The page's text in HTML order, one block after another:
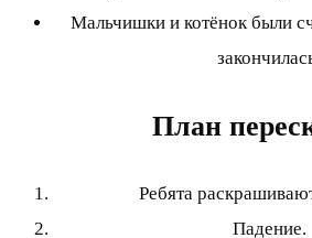
Мальчишки и котёнок были
План
Ребята
Падение.